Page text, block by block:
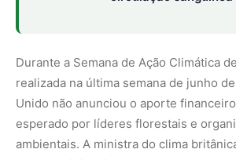
prosperidade do país, classificando a
florestal como “absolutamente vital”.
Divergências políticas
compromisso britânico